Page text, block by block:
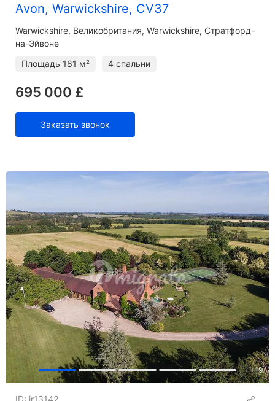
Avon, Warwickshire, CV37
Warwickshire Великобритания, Warwickshire, Стратфорд-
на-Эйвоне
Площадь 181 м² 4 спальни
695 000 £
Заказать звонок
+19
ID: ir13142